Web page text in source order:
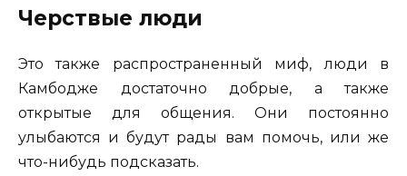
Черствые люди
Это также распространенный миф, люди в
Камбодже достаточно добрые, а также
открытые для общения. Они постоянно
улыбаются и будут рады вам помочь, или же
что-нибудь подсказать.